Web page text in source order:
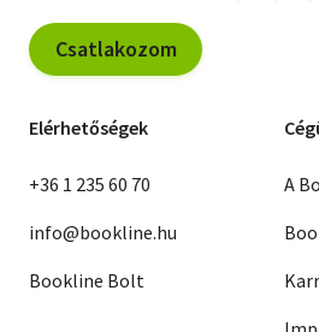
Csatlakozom
Elérhetőségek
+36 1 235 60 70
info@bookline.hu
Bookline Bolt
A